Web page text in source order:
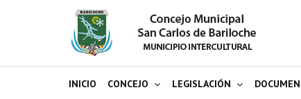
INICIO CONCEJO LEGISLACIÓN